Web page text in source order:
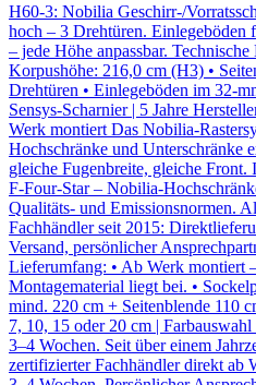
H60-3: Nobilia Geschirr-/
hoch – 3 Drehtüren. Einlegeböden
– jede Höhe anpassbar.
Korpushöhe: 216,0 cm (H3) •
Drehtüren • Einlegeböden im 32-
Sensys-Scharnier | 5 Jahre
Werk montiert Das Nobilia-
Hochschränke und Unterschränke
gleiche Fugenbreite, gleiche
F-Four-Star – Nobilia-
Qualitäts- und Emissionsnormen.
Fachhändler seit 2015:
Versand, persönlicher
Lieferumfang: • Ab Werk montiert
Montagematerial liegt bei. •
mind. 220 cm + Seitenblende 110
7, 10, 15 oder 20 cm |
3–4 Wochen. Seit über einem
zertifizierter Fachhändler direkt ab